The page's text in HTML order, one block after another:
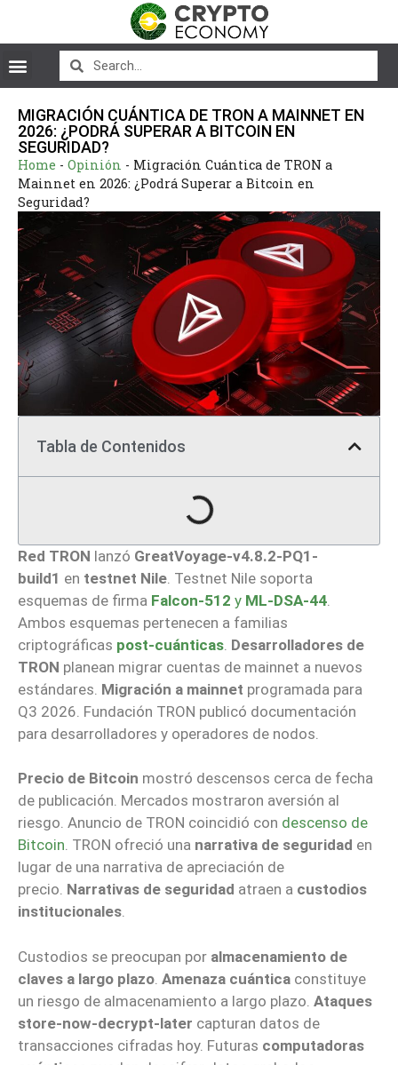
MIGRACIÓN CUÁNTICA DE TRON A MAINNET EN
2026: ¿PODRÁ SUPERAR A BITCOIN EN
SEGURIDAD?
Home - Opinión - Migración Cuántica de TRON a
Mainnet en 2026: ¿Podrá Superar a Bitcoin en
Seguridad?
Tabla de Contenidos
Red TRON lanzó GreatVoyage-v4.8.2-PQ1-
build1 en testnet Nile . Testnet Nile soporta
esquemas de firma Falcon-512 y ML-DSA-44
Ambos esquemas pertenecen a familias
criptográficas post-cuánticas Desarrolladores de
TRON planean migrar cuentas de mainnet a nuevos
estándares. Migración a mainnet programada para
Q3 2026. Fundación TRON publicó documentación
para desarrolladores y operadores de nodos.
Precio de Bitcoin mostró descensos cerca de fecha
de publicación. Mercados mostraron aversión al
riesgo. Anuncio de TRON coincidió con descenso de
Bitcoin. TRON ofreció una narrativa de seguridad en
lugar de una narrativa de apreciación de
precio. Narrativas de seguridad atraen a custodios
institucionales.
Custodios se preocupan por almacenamiento de
claves a largo plazo Amenaza cuántica constituye
un riesgo de almacenamiento a largo plazo. Ataques
store-now-decrypt-later capturan datos de
transacciones cifradas hoy. Futuras computadoras